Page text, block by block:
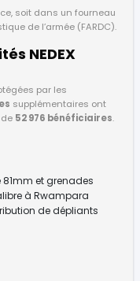
soit dans un fourneau
de l’armée (FARDC).
NEDEX
par les
supplémentaires ont
52 976 bénéficiaires.
81mm et grenades
à Rwampara
de dépliants